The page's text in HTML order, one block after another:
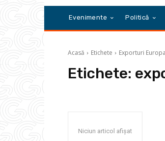
Evenimente Politică
Acasă Etichete Exporturi Europa
Etichete:
Niciun articol afișat